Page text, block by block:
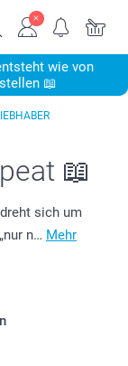
wie von
📖
📖
sich um
n… Mehr